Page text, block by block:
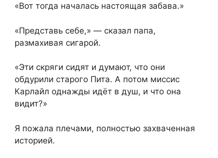
«Вот тогда началась настоящая забава.»
«Представь себе,» — сказал папа,
размахивая сигарой.
«Эти скряги сидят и думают, что они
обдурили старого Пита. А потом миссис
Карлайл однажды идёт в душ, и что она
видит?»
Я пожала плечами, полностью захваченная
историей.